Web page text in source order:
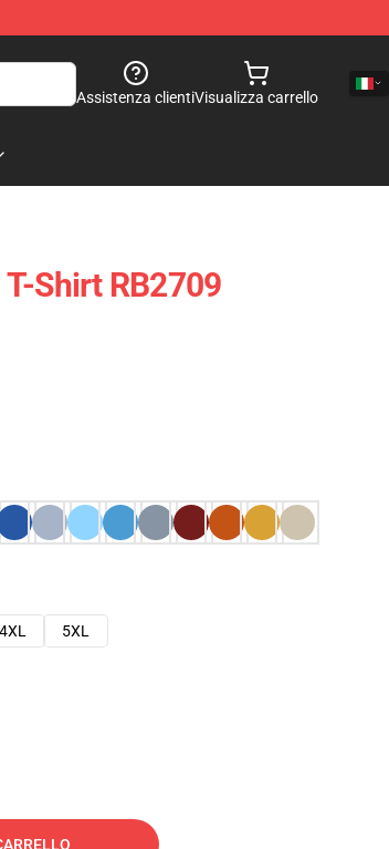
Assistenza clientiVisualizza carrello
Shirt RB2709
4XL
5XL